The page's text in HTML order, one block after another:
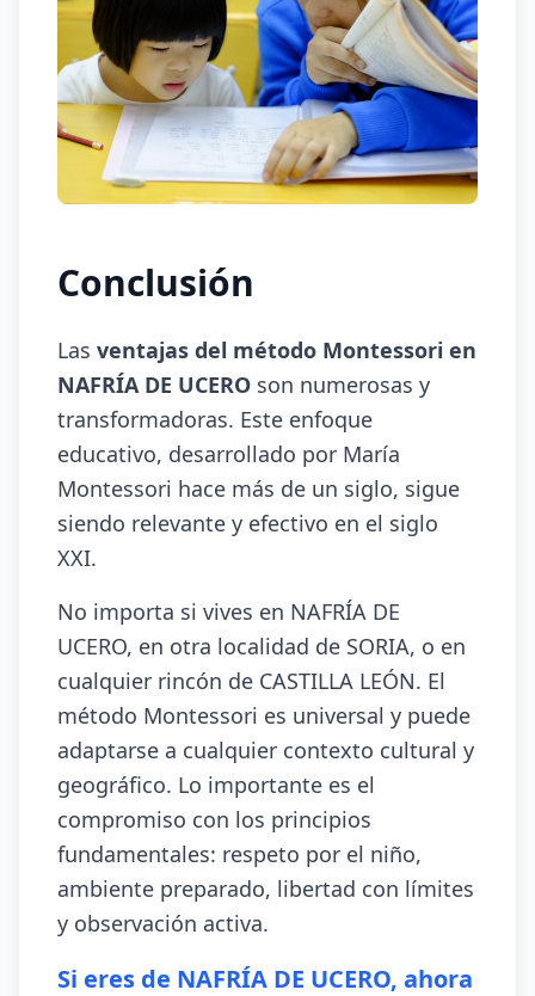
Conclusión
Las ventajas del método Montessori en
NAFRÍA DE UCERO son numerosas y
transformadoras. Este enfoque
educativo, desarrollado por María
Montessori hace más de un siglo, sigue
siendo relevante y efectivo en el siglo
XXI.
No importa si vives en NAFRÍA DE
UCERO, en otra localidad de SORIA, o en
cualquier rincón de CASTILLA LEÓN. El
método Montessori es universal y puede
adaptarse a cualquier contexto cultural y
geográfico. Lo importante es el
compromiso con los principios
fundamentales: respeto por el niño,
ambiente preparado, libertad con límites
y observación activa.
Si eres de NAFRÍA DE UCERO, ahora